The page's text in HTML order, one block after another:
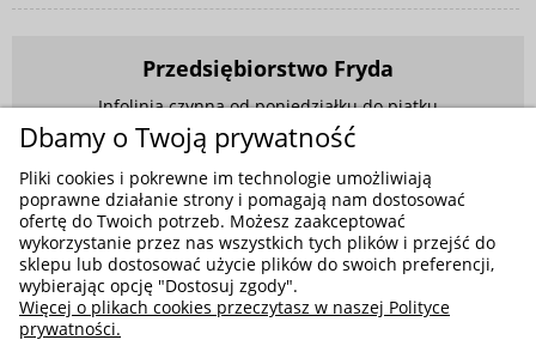
Przedsiębiorstwo Fryda
Infolinia czynna od poniedziałku do piątku
w godzinach 9.00 - 17.00
881 703 704
E-mail:sklep@fryda.com.pl
Sklepy stacjonarne:
ul. Składowa 26, 34-400 Nowy Targ
ul. Żywiecka 91, 43-300 Bielsko-Biała
Dbamy o Twoją prywatność
Pliki cookies i pokrewne im technologie umożliwiają
poprawne działanie strony i pomagają nam dostosować
ofertę do Twoich potrzeb. Możesz zaakceptować
wykorzystanie przez nas wszystkich tych plików i przejść do
sklepu lub dostosować użycie plików do swoich preferencji,
wybierając opcję "Dostosuj zgody".
Więcej o plikach cookies przeczytasz w naszej Polityce
prywatności.